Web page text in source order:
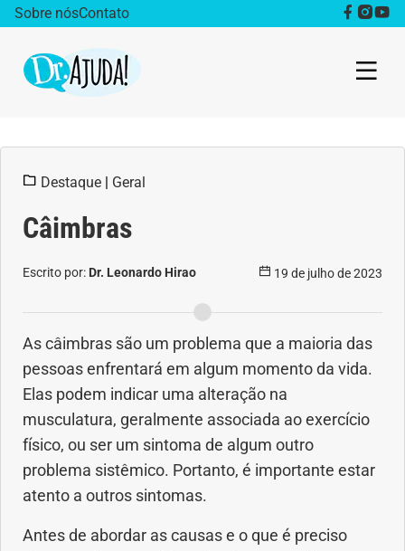
Sobre nósContato
Obesidade
Destaque
Bem estar
Saúde da mulher
Anemia
Anestesia
Destaque | Geral
Câimbras
Escrito por: Dr. Leonardo Hirao 19 de julho de 2023
As câimbras são um problema que a maioria das
pessoas enfrentará em algum momento da vida.
Elas podem indicar uma alteração na
musculatura, geralmente associada ao exercício
físico, ou ser um sintoma de algum outro
problema sistêmico. Portanto, é importante estar
atento a outros sintomas.
Antes de abordar as causas e o que é preciso